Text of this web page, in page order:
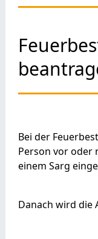
Bei der
Person vor oder
einem Sarg
Danach wird die